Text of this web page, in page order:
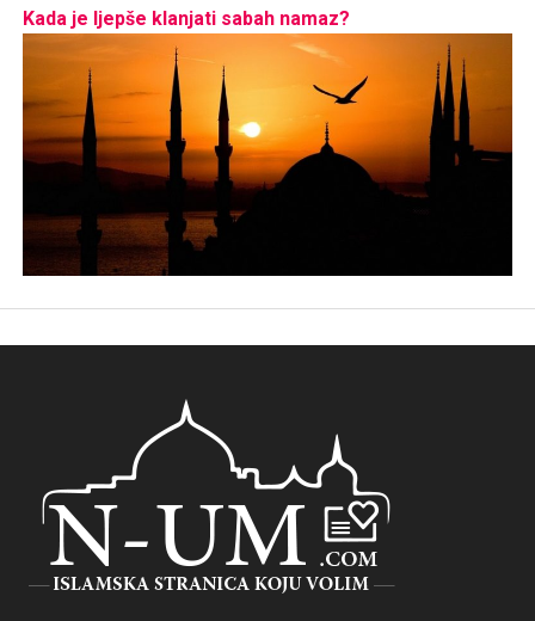
Kada je ljepše klanjati sabah namaz?